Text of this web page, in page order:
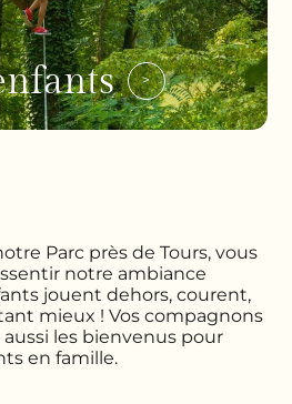
Parc près de Tours, vous
notre ambiance
jouent dehors, courent,
mieux ! Vos compagnons
les bienvenus pour
en famille.